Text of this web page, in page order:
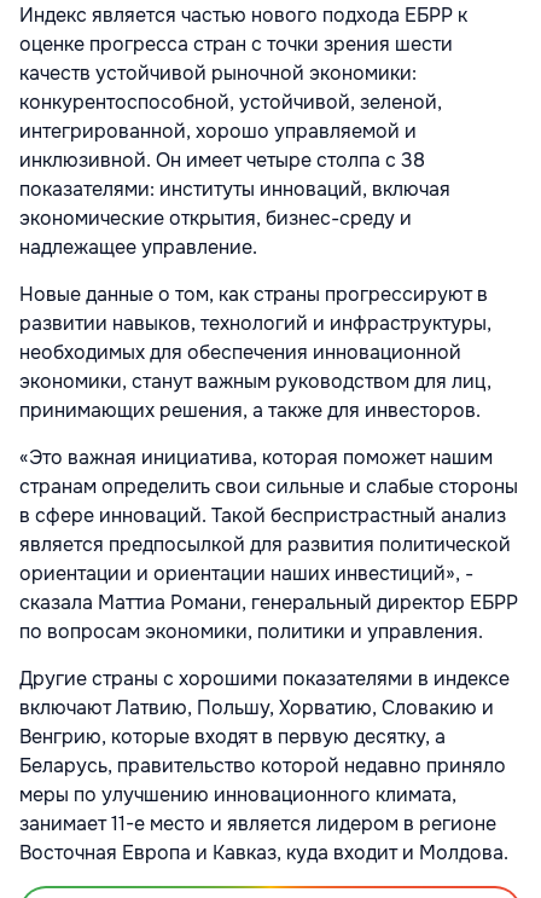
Индекс является частью нового подхода ЕБРР к
оценке прогресса стран с точки зрения шести
качеств устойчивой рыночной экономики:
конкурентоспособной, устойчивой, зеленой,
интегрированной, хорошо управляемой и
инклюзивной. Он имеет четыре столпа с 38
показателями: институты инноваций, включая
экономические открытия, бизнес-среду и
надлежащее управление.
Новые данные о том, как страны прогрессируют в
развитии навыков, технологий и инфраструктуры,
необходимых для обеспечения инновационной
экономики, станут важным руководством для лиц,
принимающих решения, а также для инвесторов.
«Это важная инициатива, которая поможет нашим
странам определить свои сильные и слабые стороны
в сфере инноваций. Такой беспристрастный анализ
является предпосылкой для развития политической
ориентации и ориентации наших инвестиций», -
сказала Маттиа Романи, генеральный директор ЕБРР
по вопросам экономики, политики и управления.
Другие страны с хорошими показателями в индексе
включают Латвию, Польшу, Хорватию, Словакию и
Венгрию, которые входят в первую десятку, а
Беларусь, правительство которой недавно приняло
меры по улучшению инновационного климата,
занимает 11-е место и является лидером в регионе
Восточная Европа и Кавказ, куда входит и Молдова.